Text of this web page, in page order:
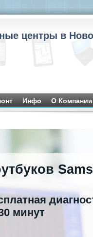
центры в
Инфо О Компании
минут